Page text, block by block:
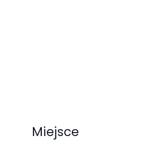
Miejsce
internetowej.